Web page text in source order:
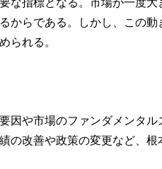
な指標となる。市場が一度
からである。しかし、この
られる。
因や市場のファンダメンタ
の改善や政策の変更など、根